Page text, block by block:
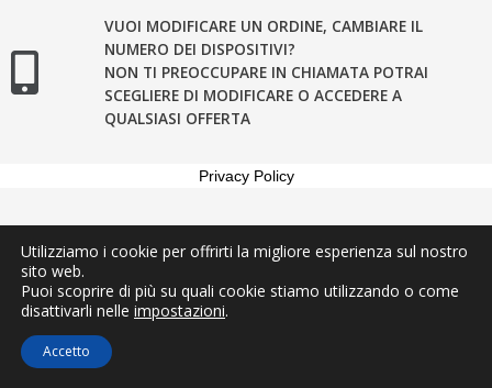
VUOI MODIFICARE UN ORDINE, CAMBIARE IL
NUMERO DEI DISPOSITIVI?
NON TI PREOCCUPARE IN CHIAMATA POTRAI
SCEGLIERE DI MODIFICARE O ACCEDERE A
QUALSIASI OFFERTA
Utilizziamo i cookie per offrirti la migliore esperienza sul nostro
sito web.
Puoi scoprire di più su quali cookie stiamo utilizzando o come
disattivarli nelle impostazioni.
Accetto
Privacy Policy